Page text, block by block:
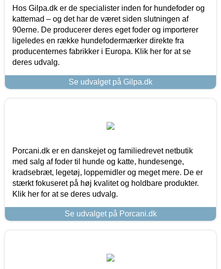
Hos Gilpa.dk er de specialister inden for hundefoder og
kattemad – og det har de været siden slutningen af
90erne. De producerer deres eget foder og importerer
ligeledes en række hundefodermærker direkte fra
producenternes fabrikker i Europa. Klik her for at se
deres udvalg.
Se udvalget på Gilpa.dk
Porcani.dk er en danskejet og familiedrevet netbutik
med salg af foder til hunde og katte, hundesenge,
kradsebræt, legetøj, loppemidler og meget mere. De er
stærkt fokuseret på høj kvalitet og holdbare produkter.
Klik her for at se deres udvalg.
Se udvalget på Porcani.dk